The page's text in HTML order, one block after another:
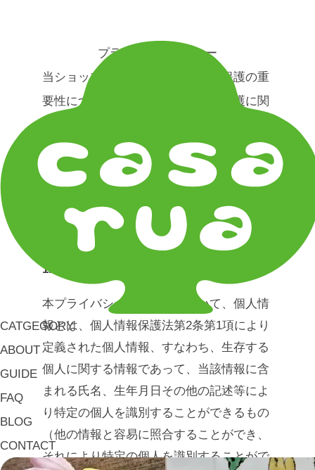
CATGEGORY
ABOUT
GUIDE
FAQ
BLOG
CONTACT
プライバシーポリシー
当ショップは、お客様の個人情報保護の重
要性について認識し、個人情報の保護に関
ます。）を遵守すると共に、以下のプライ
バシーポリシー（以下「本プライバシーポ
扱い及び保護に努めます。
1. 個人情報の定義
本プライバシーポリシーにおいて、個人情
報とは、個人情報保護法第2条第1項により
定義された個人情報、すなわち、生存する
個人に関する情報であって、当該情報に含
まれる氏名、生年月日その他の記述等によ
り特定の個人を識別することができるもの
（他の情報と容易に照合することができ、
それにより特定の個人を識別することがで